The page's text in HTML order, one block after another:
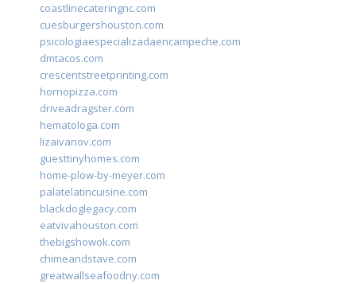
coastlinecateringnc.com
cuesburgershouston.com
psicologiaespecializadaencampeche.com
dmtacos.com
crescentstreetprinting.com
hornopizza.com
driveadragster.com
hematologa.com
lizaivanov.com
guesttinyhomes.com
home-plow-by-meyer.com
palatelatincuisine.com
blackdoglegacy.com
eatvivahouston.com
thebigshowok.com
chimeandstave.com
greatwallseafoodny.com